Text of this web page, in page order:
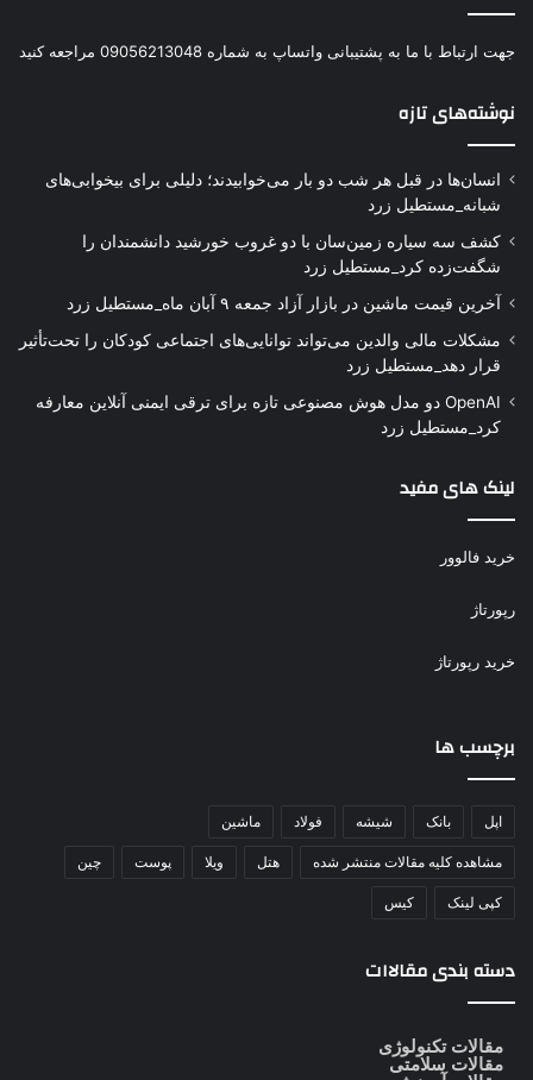
جهت ارتباط با ما به پشتیبانی واتساپ به شماره 09056213048 مراجعه کنید
نوشته‌های تازه
انسان‌ها در قبل هر شب دو بار می‌خوابیدند؛ دلیلی برای بیخوابی‌های
شبانه_مستطیل زرد
کشف سه سیاره زمین‌سان با دو غروب خورشید دانشمندان را
شگفت‌زده کرد_مستطیل زرد
آخرین قیمت ماشین در بازار آزاد جمعه ۹ آبان ماه_مستطیل زرد
مشکلات مالی والدین می‌تواند توانایی‌های اجتماعی کودکان را تحت‌تأثیر
قرار دهد_مستطیل زرد
OpenAI دو مدل هوش مصنوعی تازه برای ترقی ایمنی آنلاین معارفه
کرد_مستطیل زرد
لینک های مفید
خرید فالوور
رپورتاژ
خرید رپورتاژ
برچسب ها
اپل بانک شیشه فولاد ماشین
مشاهده کلیه مقالات منتشر شده هتل ویلا پوست چین
کپی لینک کیس
دسته بندی مقالاات
مقالات تکنولوژی
مقالات سلامتی